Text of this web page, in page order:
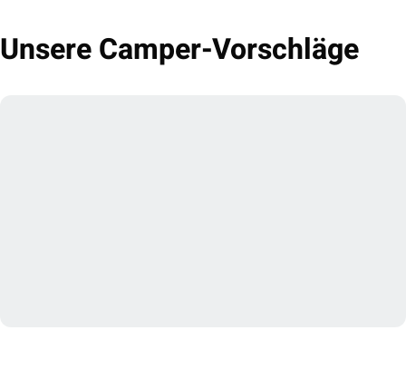
Unsere Camper-Vorschläge